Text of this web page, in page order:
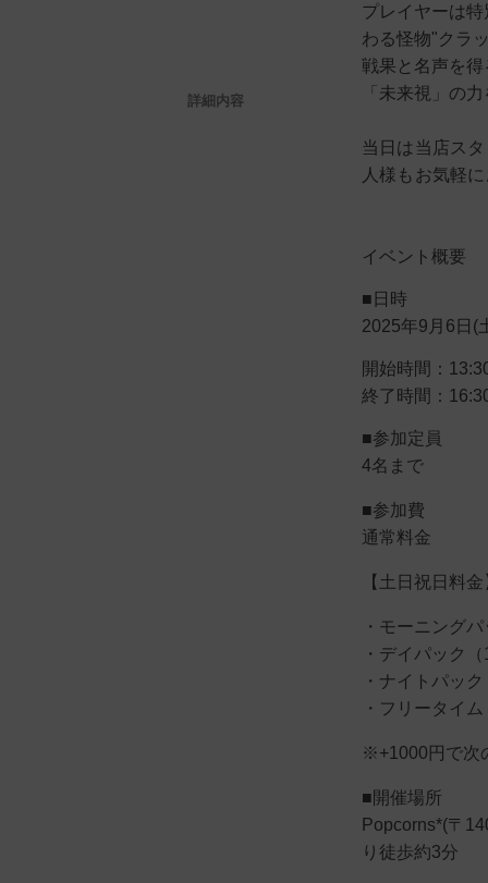
詳細内容
プレイヤーは
わる怪物"クラ
戦果と名声を
「未来視」の
当日は当店ス
人様もお気軽
イベント概要
■日時
2025年9月6日(
開始時間：
終了時間：
■参加定員
4名まで
■参加費
通常料金
【土日祝日料金
・モーニング
・デイパック
・ナイトパッ
・フリータイ
※+1000円で次
■開催場所
Popcorns*(〒
り徒歩約3分